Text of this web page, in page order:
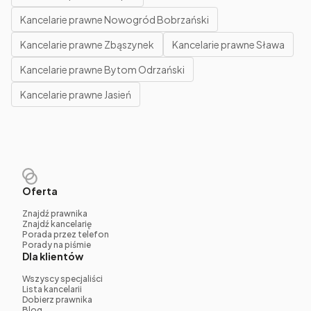
Kancelarie prawne Nowogród Bobrzański
Kancelarie prawne Zbąszynek
Kancelarie prawne Sława
Kancelarie prawne Bytom Odrzański
Kancelarie prawne Jasień
Oferta
Znajdź prawnika
Znajdź kancelarię
Porada przez telefon
Porady na piśmie
Dla klientów
Wszyscy specjaliści
Lista kancelarii
Dobierz prawnika